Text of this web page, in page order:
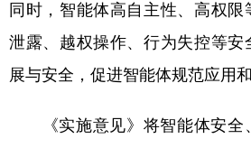
公益 一带一路 亚
文化产业
地方频道
同时，智能体高自主性、高权限
泄露、越权操作、行为失控等安
展与安全，促进智能体规范应用
《实施意见》将智能体安全